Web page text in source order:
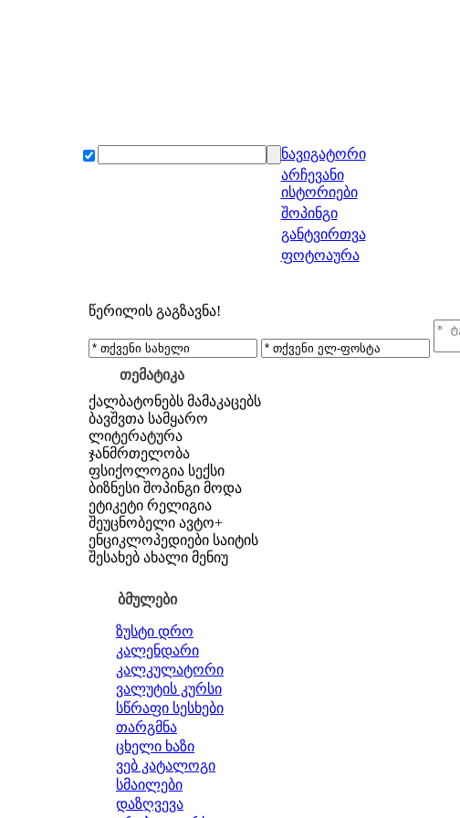
ნავიგატორი
არჩევანი
ისტორიები
შოპინგი
განტვირთვა
ფოტოაურა
წერილის გაგზავნა!
თემატიკა
ქალბატონებს მამაკაცებს
ბავშვთა სამყარო
ლიტერატურა
ჯანმრთელობა
ფსიქოლოგია სექსი
ბიზნესი შოპინგი მოდა
ეტიკეტი რელიგია
შეუცნობელი ავტო+
ენციკლოპედიები საიტის
შესახებ ახალი მენიუ
ბმულები
ზუსტი დრო
კალენდარი
კალკულატორი
ვალუტის კურსი
სწრაფი სესხები
თარგმნა
ცხელი ხაზი
ვებ კატალოგი
სმაილები
დაზღვევა